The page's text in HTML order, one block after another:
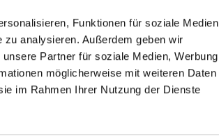
Funktionen für soziale Medien
analysieren. Außerdem geben wir
Partner für soziale Medien, Werbung
möglicherweise mit weiteren Daten
im Rahmen Ihrer Nutzung der Dienste
ChurchDesk-Login